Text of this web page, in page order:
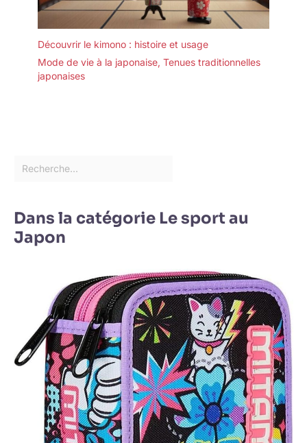
Découvrir le kimono : histoire et usage
Mode de vie à la japonaise, Tenues traditionnelles
japonaises
Dans la catégorie Le sport au
Japon